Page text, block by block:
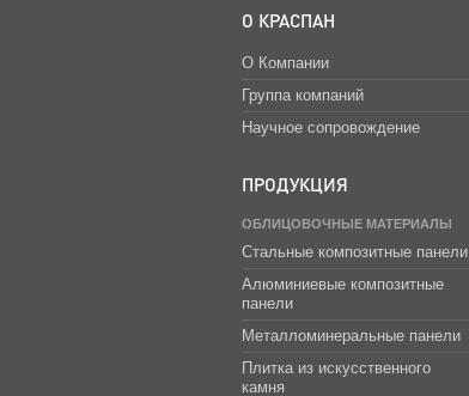
О КРАСПАН
О Компании
Группа компаний
Научное сопровождение
ПРОДУКЦИЯ
ОБЛИЦОВОЧНЫЕ МАТЕРИАЛЫ
Стальные композитные панели
Алюминиевые композитные
панели
Металломинеральные панели
Плитка из искусственного
камня